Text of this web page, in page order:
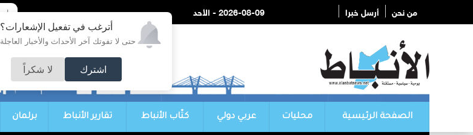
أترغب في تفعيل الإشعارات؟
حتى لا تفوتك آخر الأحداث والأخبار العاجلة
اشترك لا شكراً
من نحن أرسل خبرا 2026-08-09 - الأحد
الصفحة الرئيسية محليات عربي دولي كتّاب الأنباط تقارير الأنباط برلمان